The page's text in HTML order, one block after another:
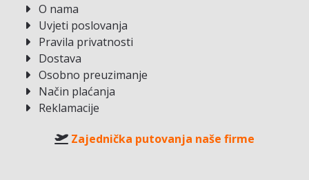
O nama
Uvjeti poslovanja
Pravila privatnosti
Dostava
Osobno preuzimanje
Način plaćanja
Reklamacije
Zajednička putovanja naše firme